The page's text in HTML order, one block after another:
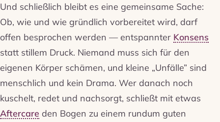
Und schließlich bleibt es eine gemeinsame Sache:
Ob, wie und wie gründlich vorbereitet wird, darf
offen besprochen werden — entspannter Konsens
statt stillem Druck. Niemand muss sich für den
eigenen Körper schämen, und kleine „Unfälle” sind
menschlich und kein Drama. Wer danach noch
kuschelt, redet und nachsorgt, schließt mit etwas
Aftercare den Bogen zu einem rundum guten